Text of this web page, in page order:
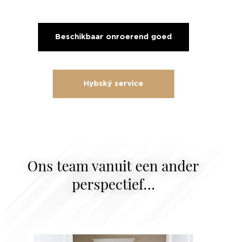
Beschikbaar onroerend goed
Hybský service
Ons team vanuit een ander
perspectief…